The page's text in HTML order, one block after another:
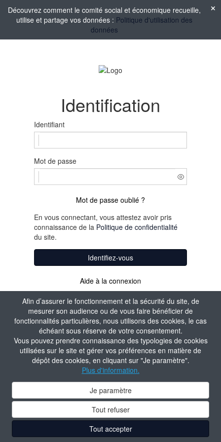
Afin d’assurer le fonctionnement et la sécurité du site, de
mesurer son audience ou de vous faire bénéficier de
fonctionnalités particulières, nous utilisons des cookies, le cas
échéant sous réserve de votre consentement.
Vous pouvez prendre connaissance des typologies de cookies
utilisées sur le site et gérer vos préférences en matière de
dépôt des cookies, en cliquant sur "Je paramètre".
Plus d'information.
Je paramètre
Tout refuser
Tout accepter
Découvrez comment le comité social et économique recueille,
utilise et partage vos données : Politique d'utilisation des
données
Identification
Identifiant
Mot de passe
Mot de passe oublié ?
En vous connectant, vous attestez avoir pris
connaissance de la Politique de confidentialité
du site.
Identifiez-vous
Aide à la connexion